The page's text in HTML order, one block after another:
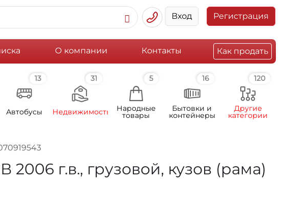
Вход Регистрация
О компании Контакты Как продать
13
Автобусы
31
Недвижимость
5
Народные
товары
16
Бытовки и
контейнеры
120
Другие
категории
г.в., грузовой, кузов (рама)